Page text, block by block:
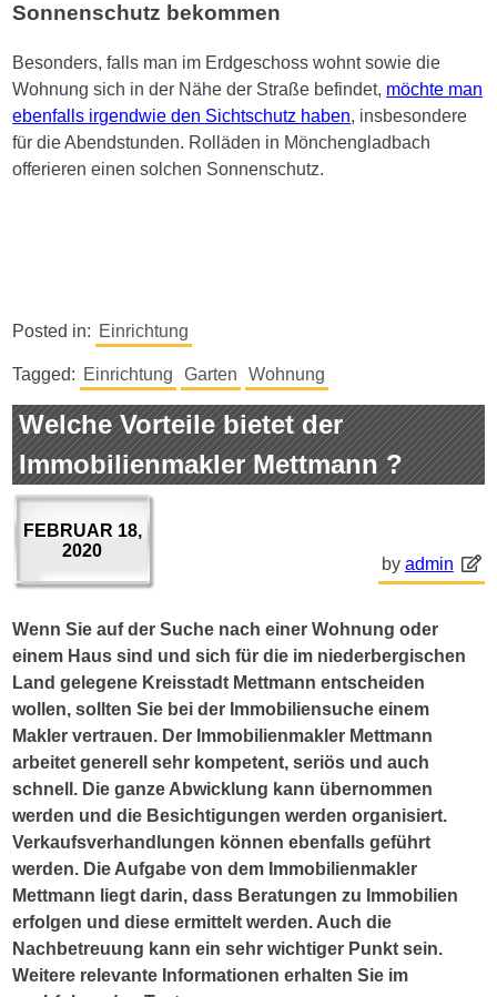
Sonnenschutz bekommen
Besonders, falls man im Erdgeschoss wohnt sowie die
Wohnung sich in der Nähe der Straße befindet, möchte man
ebenfalls irgendwie den Sichtschutz haben, insbesondere
für die Abendstunden. Rolläden in Mönchengladbach
offerieren einen solchen Sonnenschutz.
Posted in: Einrichtung
Tagged: Einrichtung Garten Wohnung
Welche Vorteile bietet der
Immobilienmakler Mettmann ?
FEBRUAR 18,
2020
by admin
Wenn Sie auf der Suche nach einer Wohnung oder
einem Haus sind und sich für die im niederbergischen
Land gelegene Kreisstadt Mettmann entscheiden
wollen, sollten Sie bei der Immobiliensuche einem
Makler vertrauen. Der Immobilienmakler Mettmann
arbeitet generell sehr kompetent, seriös und auch
schnell. Die ganze Abwicklung kann übernommen
werden und die Besichtigungen werden organisiert.
Verkaufsverhandlungen können ebenfalls geführt
werden. Die Aufgabe von dem Immobilienmakler
Mettmann liegt darin, dass Beratungen zu Immobilien
erfolgen und diese ermittelt werden. Auch die
Nachbetreuung kann ein sehr wichtiger Punkt sein.
Weitere relevante Informationen erhalten Sie im